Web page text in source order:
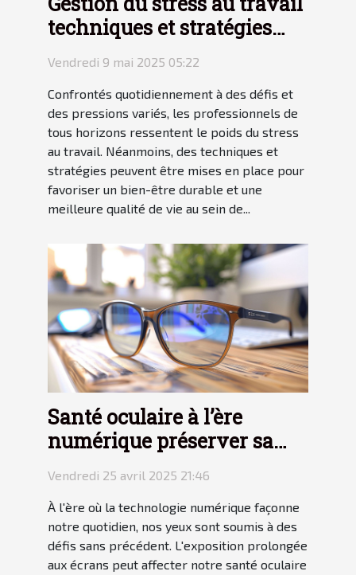
techniques et stratégies
pour un bien-être durable
Vendredi 9 mai 2025 05:22
Confrontés quotidiennement à des défis et
des pressions variés, les professionnels de
tous horizons ressentent le poids du stress
au travail. Néanmoins, des techniques et
stratégies peuvent être mises en place pour
favoriser un bien-être durable et une
meilleure qualité de vie au sein de...
Santé oculaire à l’ère
numérique préserver sa
vue face aux écrans
Vendredi 25 avril 2025 21:46
À l'ère où la technologie numérique façonne
notre quotidien, nos yeux sont soumis à des
défis sans précédent. L'exposition prolongée
aux écrans peut affecter notre santé oculaire